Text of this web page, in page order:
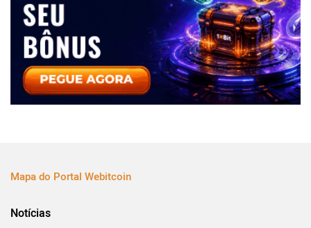
Mapa do Portal Webitcoin
Notícias